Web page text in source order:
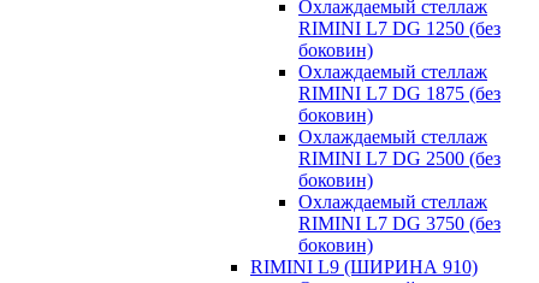
Охлаждаемый стеллаж
RIMINI L7 DG 1250 (без
боковин)
Охлаждаемый стеллаж
RIMINI L7 DG 1875 (без
боковин)
Охлаждаемый стеллаж
RIMINI L7 DG 2500 (без
боковин)
Охлаждаемый стеллаж
RIMINI L7 DG 3750 (без
боковин)
RIMINI L9 (ШИРИНА 910)